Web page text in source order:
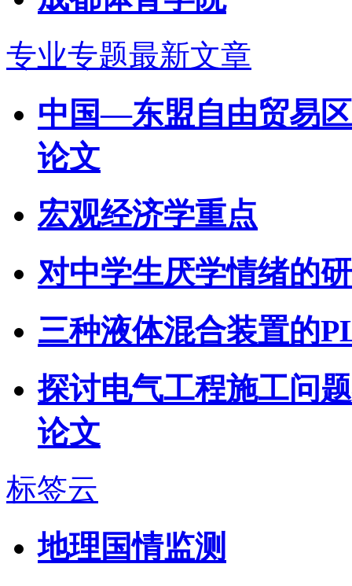
专业专题最新文章
中国—东盟自由贸易
论文
宏观经济学重点
对中学生厌学情绪的
三种液体混合装置的
探讨电气工程施工问
论文
标签云
地理国情监测